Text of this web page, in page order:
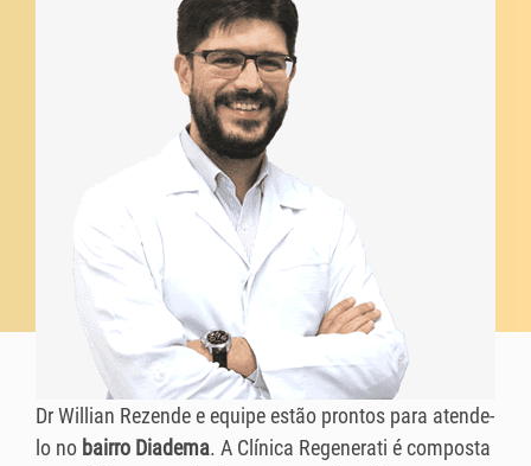
Dr Willian Rezende e equipe estão prontos para atende-
lo no bairro Diadema. A Clínica Regenerati é composta